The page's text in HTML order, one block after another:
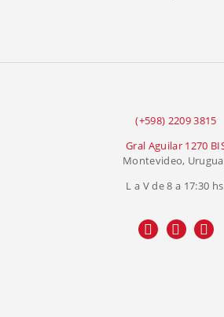
(+598) 2209 3815
Gral Aguilar 1270
Montevideo,
L a V de 8 a 17:30